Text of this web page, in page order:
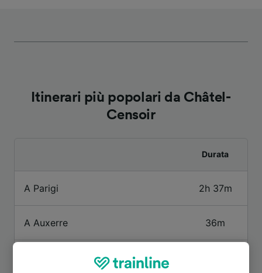
Itinerari più popolari da Châtel-
Censoir
Durata
A Parigi 2h 37m
A Auxerre 36m